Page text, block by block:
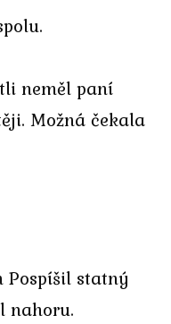
neměl paní
Možná čekala
statný
nahoru.